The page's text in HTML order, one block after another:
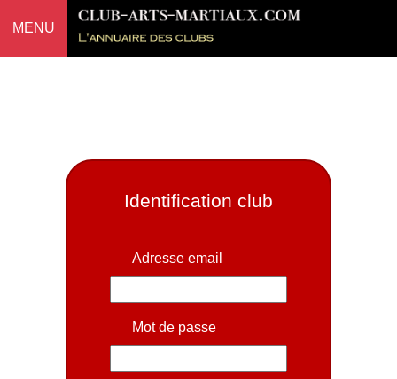
MENU
Identification club
Adresse email
Mot de passe